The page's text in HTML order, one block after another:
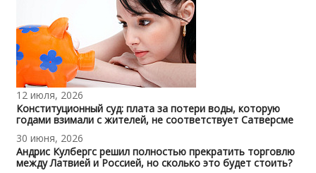
12 июля, 2026
Конституционный суд: плата за потери воды, которую
годами взимали с жителей, не соответствует Сатверсме
30 июня, 2026
Андрис Кулбергс решил полностью прекратить торговлю
между Латвией и Россией, но сколько это будет стоить?